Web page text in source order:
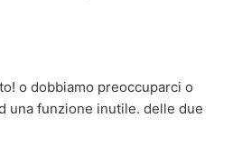
o dobbiamo preoccuparci o
una funzione inutile. delle due